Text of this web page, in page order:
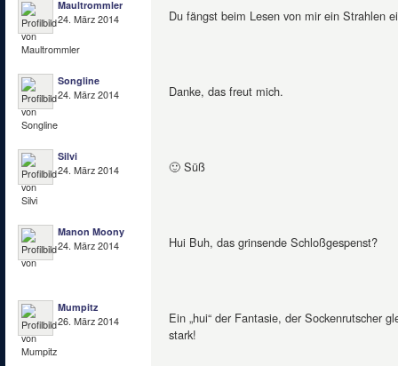
Maultrommler
24. März 2014
Du fängst beim Lesen von mir ein Strahlen
Songline
24. März 2014
Danke, das freut mich.
Silvi
24. März 2014
🙂 Süß
Manon Moony
24. März 2014
Hui Buh, das grinsende Schloßgespenst?
Mumpitz
26. März 2014
Ein „hui“ der Fantasie, der Sockenrutscher
stark!